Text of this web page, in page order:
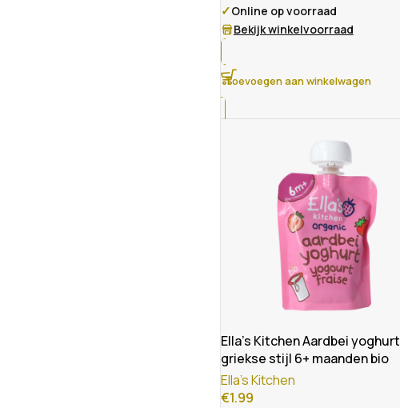
✓Online op voorraad
Bekijk winkelvoorraad
Toevoegen aan winkelwagen
Ella’s Kitchen Aardbei yoghurt
griekse stijl 6+ maanden bio
Ella's Kitchen
€1.99